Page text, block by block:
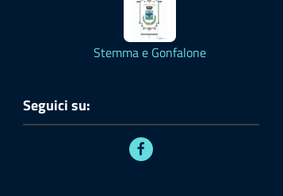
Stemma e Gonfalone
Seguici su: